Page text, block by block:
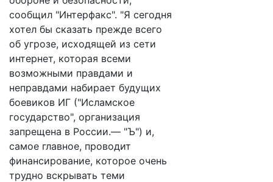
сообщил "Интерфакс". "Я сегодня
хотел бы сказать прежде всего
об угрозе, исходящей из сети
интернет, которая всеми
возможными правдами и
неправдами набирает будущих
боевиков ИГ ("Исламское
государство", организация
запрещена в России.— "Ъ") и,
самое главное, проводит
финансирование, которое очень
трудно вскрывать теми